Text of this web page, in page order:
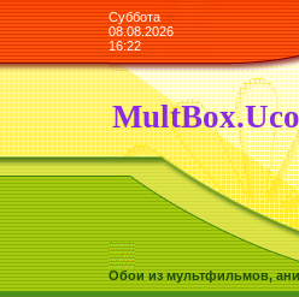
Суббота
08.08.2026
16:22
Обои из мультфильмов,